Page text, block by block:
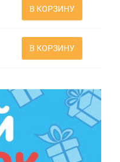
В КОРЗИНУ
В КОРЗИНУ